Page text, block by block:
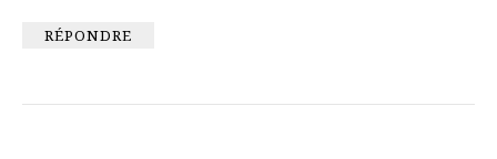
RÉPONDRE